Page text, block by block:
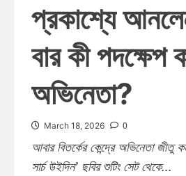
প্রকাশ্যে
বার কী পদক্ষেপ
অভিনেতা?
March 18, 2026 0
আবার বিতর্কের কেন্দ্রে অভিনেতা
সার্চ উইদিন’ ছবির শুটিং সেট থেকে...